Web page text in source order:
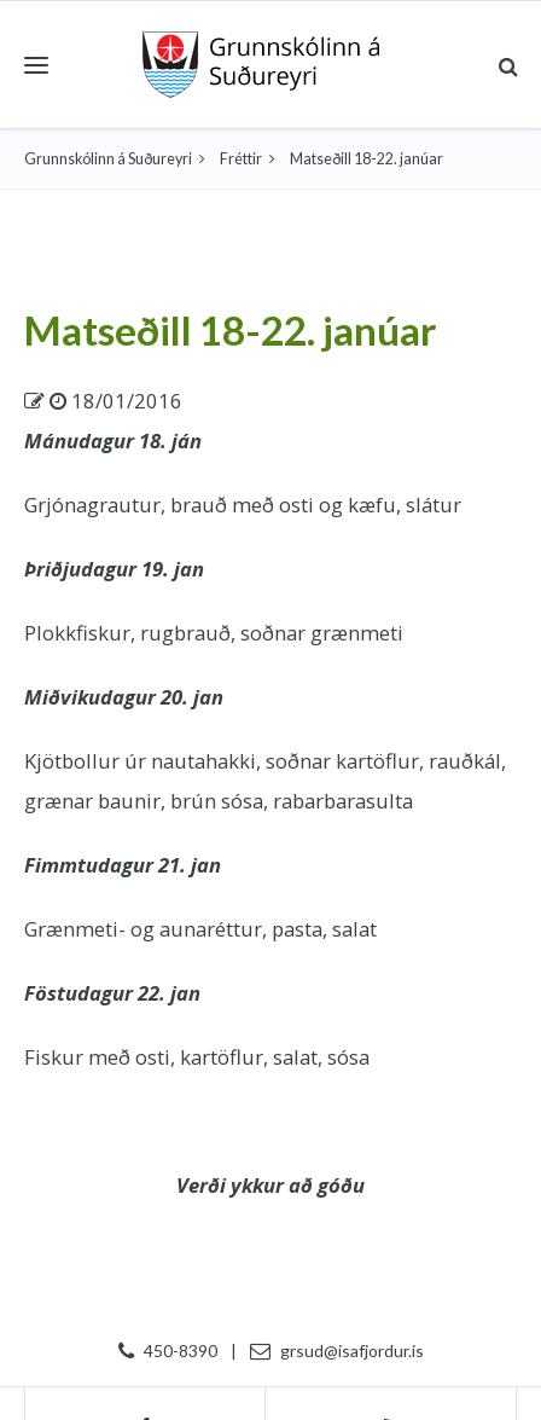
Toggle navigation
Grunnskólinn á Suðureyri Fréttir Matseðill 18-22. janúar
Matseðill 18-22. janúar
18/01/2016
Mánudagur 18. ján
Grjónagrautur, brauð með osti og kæfu, slátur
Þriðjudagur 19. jan
Plokkfiskur, rugbrauð, soðnar grænmeti
Miðvikudagur 20. jan
Kjötbollur úr nautahakki, soðnar kartöflur, rauðkál,
grænar baunir, brún sósa, rabarbarasulta
Fimmtudagur 21. jan
Grænmeti- og aunaréttur, pasta, salat
Föstudagur 22. jan
Fiskur með osti, kartöflur, salat, sósa
Verði ykkur að góðu
450-8390 | grsud@isafjordur.is